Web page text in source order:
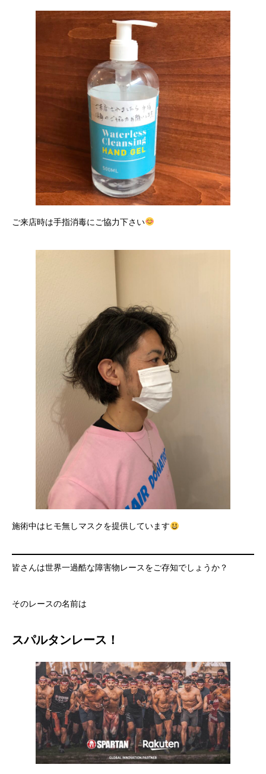
ご来店時は手指消毒にご協力下さい
施術中はヒモ無しマスクを提供しています
皆さんは世界一過酷な障害物レースをご存知でしょうか？
そのレースの名前は
スパルタンレース ！